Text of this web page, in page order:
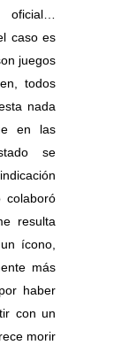
caso es
juegos
todos
nada
en las
se
colaboró
resulta
ícono,
más
haber
con un
morir